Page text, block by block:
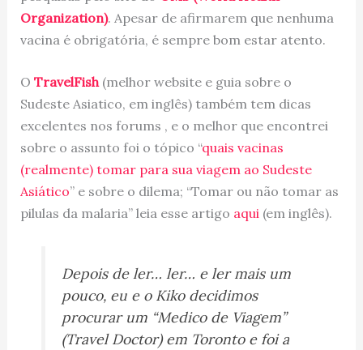
Organization). Apesar de afirmarem que nenhuma
vacina é obrigatória, é sempre bom estar atento.
O TravelFish(melhor website e guia sobre o
Sudeste Asiatico, em inglês) também tem dicas
excelentes nos forums , e o melhor que encontrei
sobre o assunto foi o tópico “quais vacinas
(realmente) tomar para sua viagem ao Sudeste
Asiático” e sobre o dilema; “Tomar ou não tomar as
pilulas da malaria” leia esse artigo aqui(em inglês).
Depois de ler… ler… e ler mais um
pouco, eu e o Kiko decidimos
procurar um “Medico de Viagem”
(Travel Doctor) em Toronto e foi a